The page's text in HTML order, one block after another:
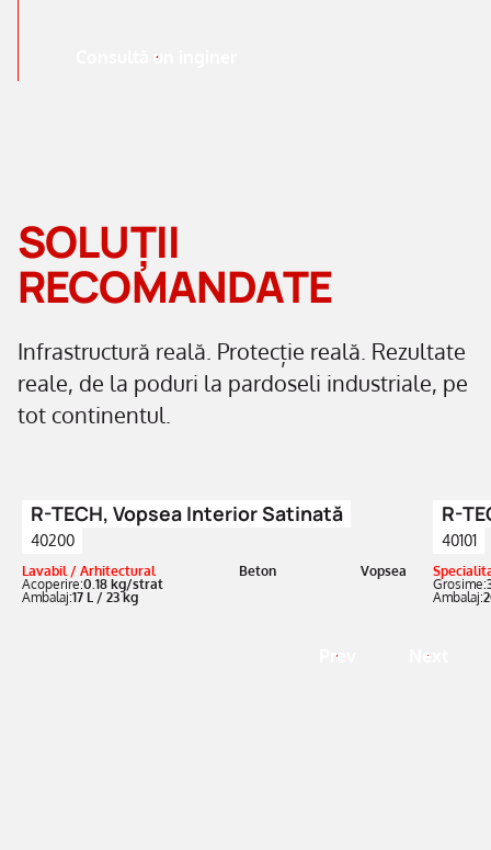
Consultă un inginer
SOLUȚII
RECOMANDATE
Infrastructură reală. Protecție reală. Rezultate
reale, de la poduri la pardoseli industriale, pe
tot continentul.
R-TECH, Vopsea Interior Satinată
40200
Lavabil / Arhitectural Beton
Vopsea
Acoperire:0.18 kg/strat
Ambalaj:17 L / 23 kg
R-
40101
Grosime:
Ambalaj:
Prev Next